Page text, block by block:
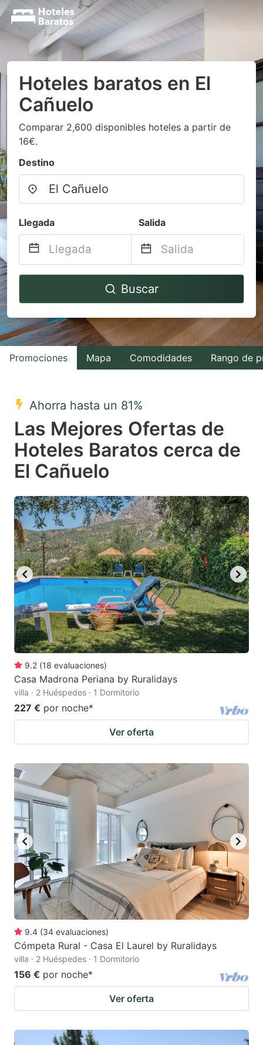
Hoteles baratos en El
Cañuelo
Comparar 2,600 disponibles hoteles a partir de
16€.
Destino
Llegada Salida
Navigate
to
interact
with
the
select
a
date.
Press
question
mark
key
to
get
the
keyboard
shortcuts
for
changing
dates.
Navigate
to
interact
with
the
a
date.
question
mark
key
to
get
the
keyboard
shortcuts
for
dates.
Buscar
Promociones Mapa Comodidades Rango de
Ahorra hasta un 81%
Las Mejores Ofertas de
Hoteles Baratos cerca de
El Cañuelo
9.2 (18 evaluaciones)
Casa Madrona Periana by Ruralidays
villa · 2 Huéspedes · 1 Dormitorio
227 € por noche*
Ver oferta
9.4 (34 evaluaciones)
Cómpeta Rural - Casa El Laurel by Ruralidays
villa · 2 Huéspedes · 1 Dormitorio
156 € por noche*
Ver oferta